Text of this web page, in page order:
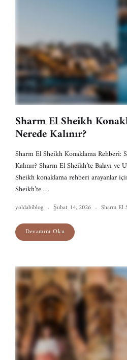
Sharm El Sheikh
Nerede Kalınır?
Sharm El Sheikh Konaklama Rehberi:
Kalınır? Sharm El Sheikh’te Balayı
Sheikh konaklama rehberi arayanlar
Sheikh’te …
yoldabiblog Şubat 14, 2026 Sharm El
Devamını Oku